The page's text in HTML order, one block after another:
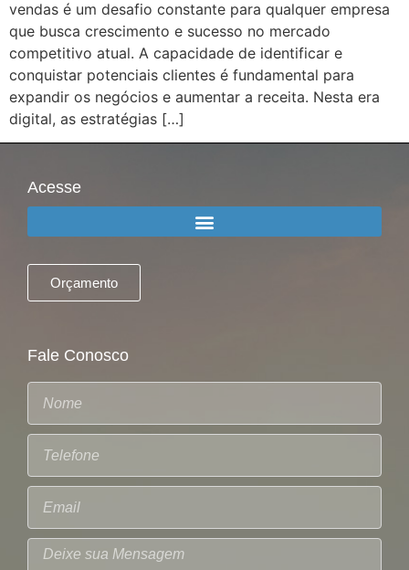
vendas é um desafio constante para qualquer empresa
que busca crescimento e sucesso no mercado
competitivo atual. A capacidade de identificar e
conquistar potenciais clientes é fundamental para
expandir os negócios e aumentar a receita. Nesta era
digital, as estratégias […]
Acesse
Orçamento
Fale Conosco